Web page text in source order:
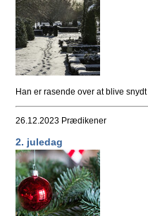
Han er rasende over at blive snydt
26.12.2023 Prædikener
2. juledag